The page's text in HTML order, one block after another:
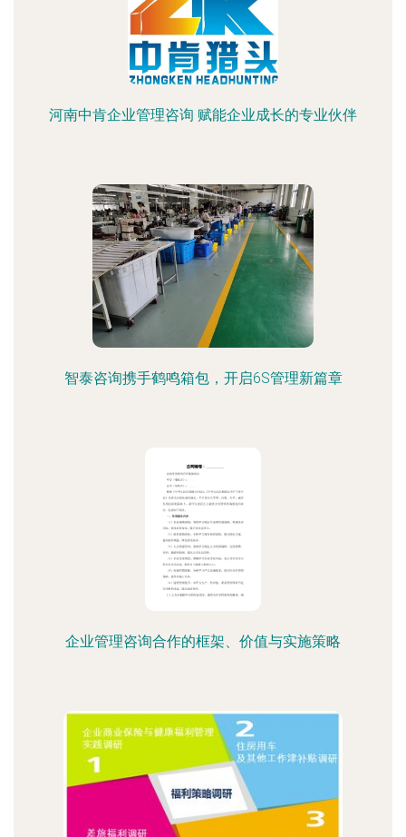
河南中肯企业管理咨询 赋能企业成长的专业伙伴
智泰咨询携手鹤鸣箱包，开启6S管理新篇章
企业管理咨询合作的框架、价值与实施策略